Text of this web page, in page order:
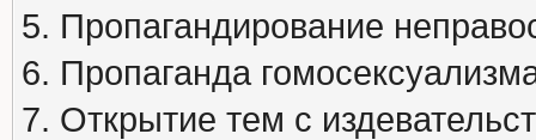
5. Пропагандирование
6. Пропаганда
7. Открытие тем с